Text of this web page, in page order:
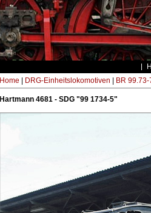
Home DRG-Einheitslokomotiven BR 99.73-
Hartmann 4681 - SDG "99 1734-5"